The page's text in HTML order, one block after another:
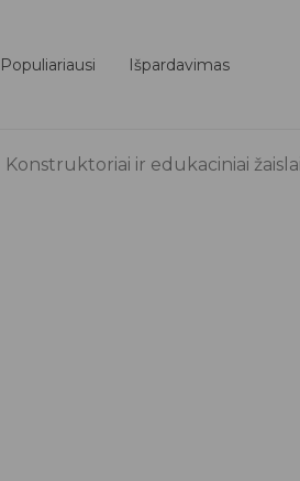
Populiariausi Išpardavimas
Konstruktoriai ir edukaciniai žaislai